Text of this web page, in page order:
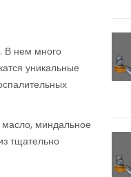
В нем много
уникальные
миндальное
тщательно